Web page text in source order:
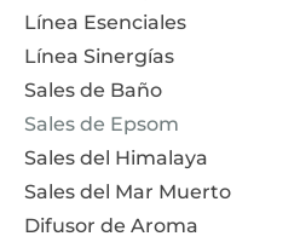
Línea Esenciales
Línea Sinergías
Sales de Baño
Sales de Epsom
Sales del Himalaya
Sales del Mar Muerto
Difusor de Aroma